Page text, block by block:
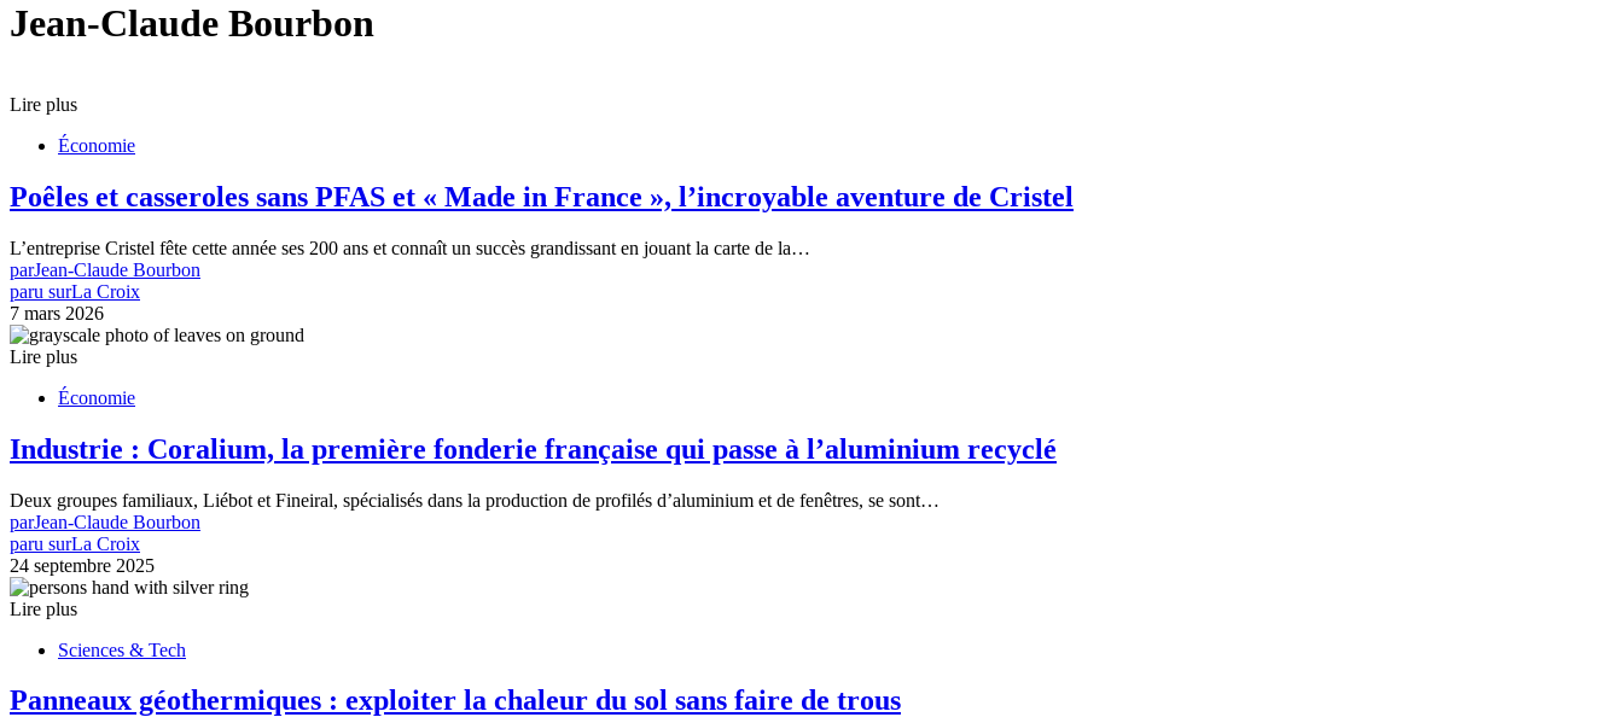
Jean-Claude Bourbon
Lire plus
Économie
Poêles et casseroles sans PFAS et « Made in France », l’incroyable aventure de Cristel
L’entreprise Cristel fête cette année ses 200 ans et connaît un succès grandissant en jouant la carte de la…
parJean-Claude Bourbon
paru surLa Croix
7 mars 2026
Lire plus
Économie
Industrie : Coralium, la première fonderie française qui passe à l’aluminium recyclé
Deux groupes familiaux, Liébot et Fineiral, spécialisés dans la production de profilés d’aluminium et de fenêtres, se sont…
parJean-Claude Bourbon
paru surLa Croix
24 septembre 2025
Lire plus
Sciences & Tech
Panneaux géothermiques : exploiter la chaleur du sol sans faire de trous